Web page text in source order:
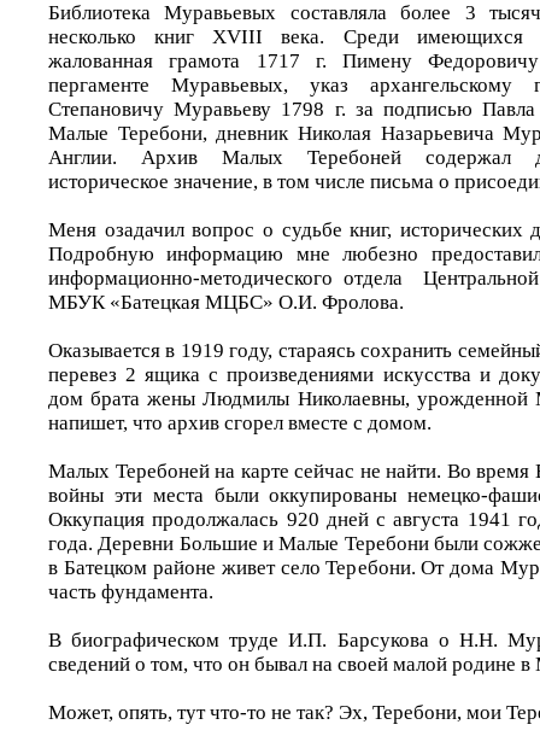
Библиотека Муравьевых составляла более 3
несколько книг XVIII века. Среди имеющихся
жалованная грамота 1717 г. Пимену
пергаменте Муравьевых, указ архангельскому
Степановичу Муравьеву 1798 г. за подписью
Малые Теребони, дневник Николая Назарьевича
Англии. Архив Малых Теребоней содержал
историческое значение, в том числе письма о
Меня озадачил вопрос о судьбе книг, исторических
Подробную информацию мне любезно
информационно-методического отдела
МБУК «Батецкая МЦБС» О.И. Фролова.
Оказывается в 1919 году, стараясь сохранить
перевез 2 ящика с произведениями искусства и
дом брата жены Людмилы Николаевны, урожденной
напишет, что архив сгорел вместе с домом.
Малых Теребоней на карте сейчас не найти. Во время
войны эти места были оккупированы немецко-
Оккупация продолжалась 920 дней с августа 1941
года. Деревни Большие и Малые Теребони были
в Батецком районе живет село Теребони. От дома
часть фундамента.
В биографическом труде И.П. Барсукова о Н.Н.
сведений о том, что он бывал на своей малой родине
Может, опять, тут что-то не так? Эх, Теребони, мои